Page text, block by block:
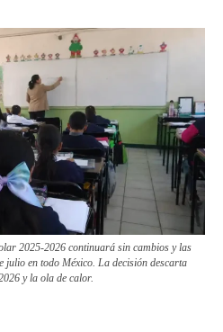
2025-2026 continuará sin cambios y las
julio en todo México. La decisión descarta
y la ola de calor.